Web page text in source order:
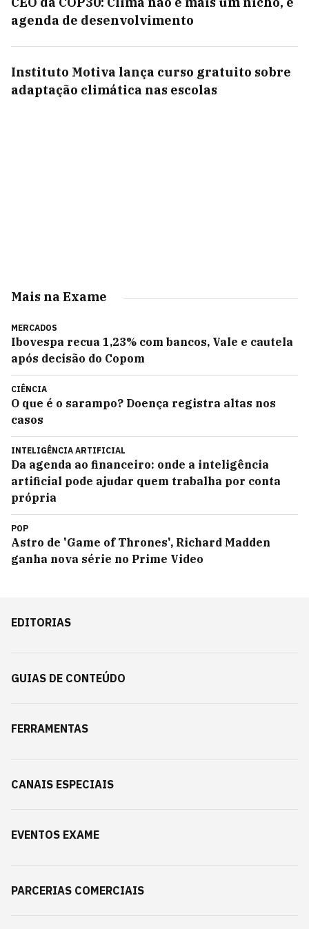
agenda de desenvolvimento
Instituto Motiva lança curso gratuito sobre
adaptação climática nas escolas
Mais na Exame
MERCADOS
Ibovespa recua 1,23% com bancos, Vale e cautela
após decisão do Copom
CIÊNCIA
O que é o sarampo? Doença registra altas nos
casos
INTELIGÊNCIA ARTIFICIAL
Da agenda ao financeiro: onde a inteligência
artificial pode ajudar quem trabalha por conta
própria
POP
Astro de 'Game of Thrones', Richard Madden
ganha nova série no Prime Video
EDITORIAS
GUIAS DE CONTEÚDO
FERRAMENTAS
CANAIS ESPECIAIS
EVENTOS EXAME
PARCERIAS COMERCIAIS